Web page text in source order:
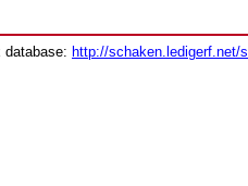
database: http://schaken.ledigerf.net/